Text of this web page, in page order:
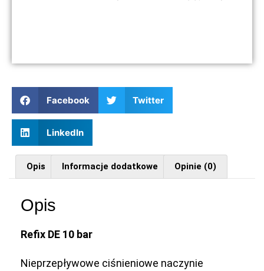
Facebook Twitter
LinkedIn
Opis Informacje dodatkowe Opinie (0)
Opis
Refix DE 10 bar
Nieprzepływowe ciśnieniowe naczynie